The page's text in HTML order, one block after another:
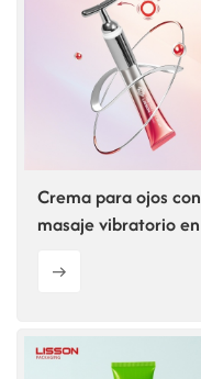
Crema para ojos con
masaje vibratorio en
logotipo impreso